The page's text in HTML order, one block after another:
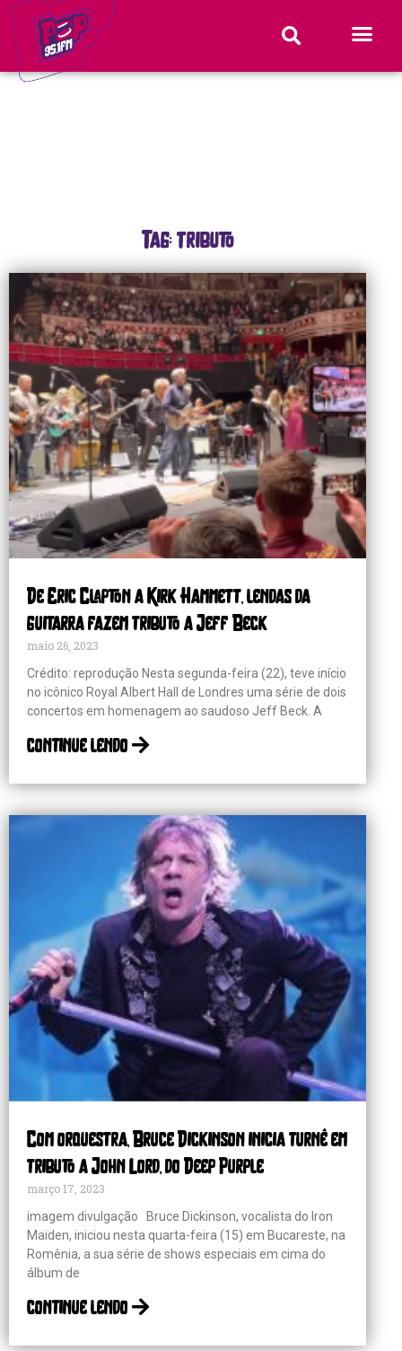
Tag: tributo
De Eric Clapton a Kirk Hammett, lendas da
guitarra fazem tributo a Jeff Beck
maio 26, 2023
Crédito: reprodução Nesta segunda-feira (22), teve início
no icônico Royal Albert Hall de Londres uma série de dois
concertos em homenagem ao saudoso Jeff Beck. A
continue lendo
Com orquestra, Bruce Dickinson inicia turnê em
tributo a John Lord, do Deep Purple
março 17, 2023
imagem divulgação Bruce Dickinson, vocalista do Iron
Maiden, iniciou nesta quarta-feira (15) em Bucareste, na
Romênia, a sua série de shows especiais em cima do
álbum de
continue lendo